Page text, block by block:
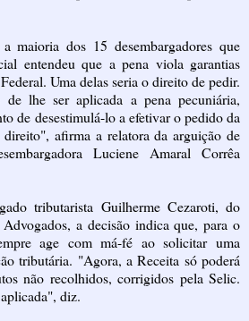
maioria dos 15 desembargadores que
entendeu que a pena viola garantias
Uma delas seria o direito de pedir.
de lhe ser aplicada a pena pecuniária,
de desestimulá-lo a efetivar o pedido da
direito", afirma a relatora da arguição de
Luciene Amaral Corrêa
tributarista Guilherme Cezaroti, do
a decisão indica que, para o
age com má-fé ao solicitar uma
tributária. "Agora, a Receita só poderá
não recolhidos, corrigidos pela Selic.
diz.